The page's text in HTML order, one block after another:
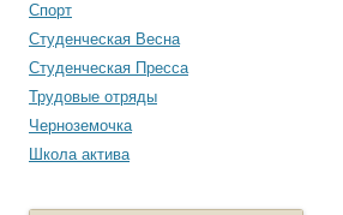
Спорт
Студенческая Весна
Студенческая Пресса
Трудовые отряды
Черноземочка
Школа актива